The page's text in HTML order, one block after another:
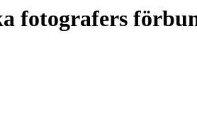
fotografers